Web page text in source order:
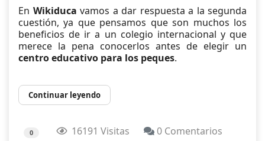
En Wikiduca vamos a dar respuesta a la segunda
cuestión, ya que pensamos que son muchos los
beneficios de ir a un colegio internacional y que
merece la pena conocerlos antes de elegir un
centro educativo para los peques.
Continuar leyendo
0 16191 Visitas 0 Comentarios